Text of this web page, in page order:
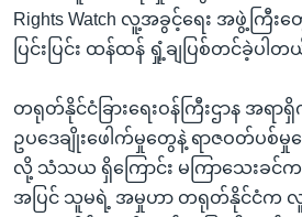
Rights Watch လူ့အခွင့်ရေး အဖွဲ့က
ပြင်းပြင်း ထန်ထန် ရှုံ့ချပြစ်တင်ခဲ့ပါတ
တရုတ်နိုင်ငံခြားရေးဝန်ကြီးဌာန အရာ
ဥပဒေချိုးဖေါက်မှုတွေနဲ့ ရာဇဝတ်ပစ်
လို့ သံသယ ရှိကြောင်း မကြာသေးခင်ကပဲ
အပြင် သူမရဲ့ အမှုဟာ တရုတ်နိုင်ငံက လူ့